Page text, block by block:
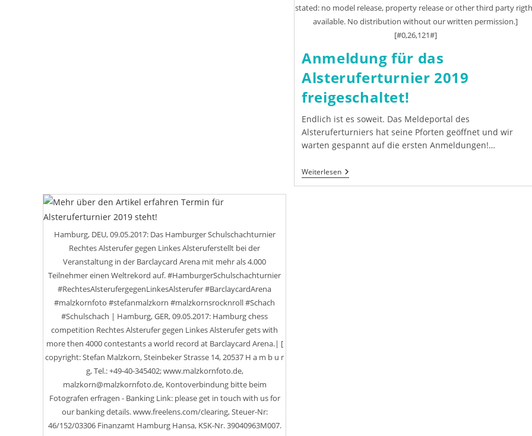
stated: no model release, property release or other third party
available. No distribution without our written permission.]
[#0,26,121#]
Anmeldung für das
Alsteruferturnier 2019
freigeschaltet!
Endlich ist es soweit. Das Meldeportal des
Alsteruferturniers hat seine Pforten geöffnet und wir
warten gespannt auf die ersten Anmeldungen!…
WeiterlesenAnmeldung
Für
Hamburg, DEU, 09.05.2017: Das Hamburger Schulschachturnier
Rechtes Alsterufer gegen Linkes Alsteruferstellt bei der
Veranstaltung in der Barclaycard Arena mit mehr als 4.000
Teilnehmer einen Weltrekord auf. #HamburgerSchulschachturnier
#RechtesAlsterufergegenLinkesAlsterufer #BarclaycardArena
#malzkornfoto #stefanmalzkorn #malzkornsrocknroll #Schach
#Schulschach | Hamburg, GER, 09.05.2017: Hamburg chess
competition Rechtes Alsterufer gegen Linkes Alsterufer gets with
more then 4000 contestants a world record at Barclaycard Arena.| [
copyright: Stefan Malzkorn, Steinbeker Strasse 14, 20537 H a m b u r
g, Tel.: +49-40-345402; www.malzkornfoto.de,
malzkorn@malzkornfoto.de, Kontoverbindung bitte beim
Fotografen erfragen - Banking Link: please get in touch with us for
our banking details. www.freelens.com/clearing, Steuer-Nr:
46/152/03306 Finanzamt Hamburg Hansa, KSK-Nr. 39040963M007.